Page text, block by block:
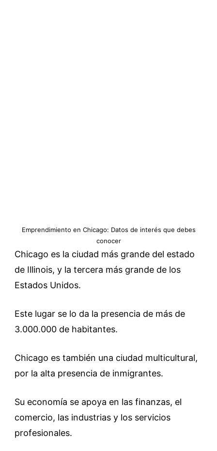
Emprendimiento en Chicago: Datos de interés que debes
conocer
Chicago es la ciudad más grande del estado
de Illinois, y la tercera más grande de los
Estados Unidos.
Este lugar se lo da la presencia de más de
3.000.000 de habitantes.
Chicago es también una ciudad multicultural,
por la alta presencia de inmigrantes.
Su economía se apoya en las finanzas, el
comercio, las industrias y los servicios
profesionales.